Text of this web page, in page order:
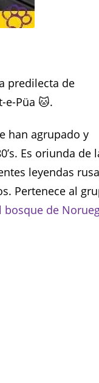
predilecta de
e-Püa 🐱.
han agrupado y
Es oriunda de
leyendas
Pertenece al
bosque de